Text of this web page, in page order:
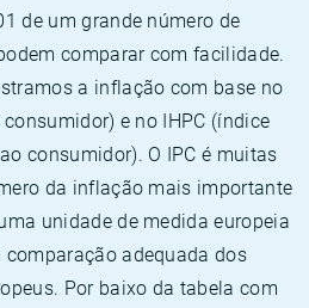
de um grande número de
comparar com facilidade.
a inflação com base no
e no IHPC (índice
consumidor). O IPC é muitas
da inflação mais importante
unidade de medida europeia
comparação adequada dos
Por baixo da tabela com